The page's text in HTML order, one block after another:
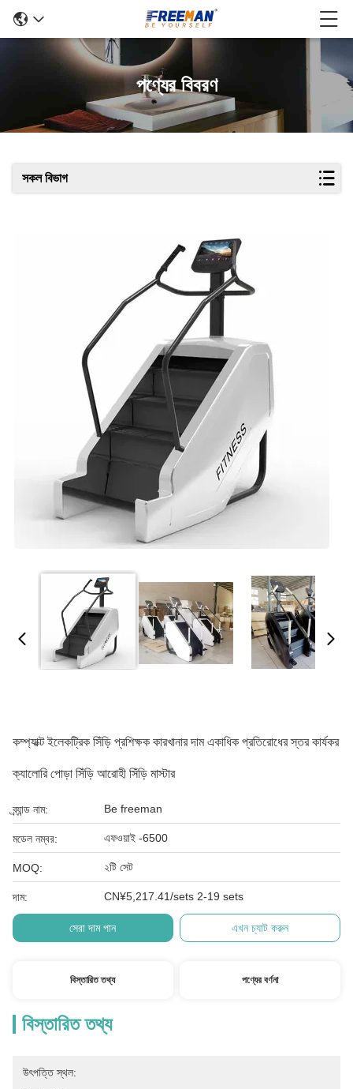
পণ্যের বিবরণ
সকল বিভাগ
কম্প্যাক্ট ইলেকট্রিক সিঁড়ি প্রশিক্ষক কারখানার দাম একাধিক প্রতিরোধের স্তর কার্যকর
ক্যালোরি পোড়া সিঁড়ি আরোহী সিঁড়ি মাস্টার
ব্র্যান্ড নাম: Be freeman
মডেল নম্বর: এফওয়াই -6500
MOQ: ২টি সেট
দাম: CN¥5,217.41/sets 2-19 sets
সেরা দাম পান এখন চ্যাট করুন
বিস্তারিত তথ্য পণ্যের বর্ণনা
বিস্তারিত তথ্য
উৎপত্তি স্থল: